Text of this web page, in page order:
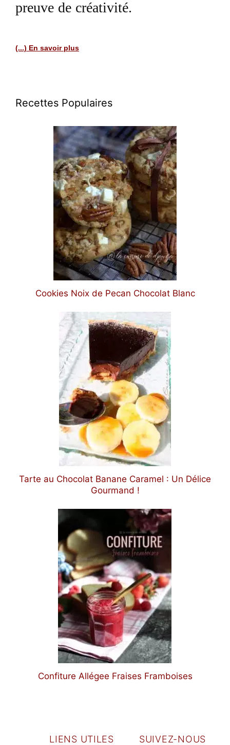
preuve de créativité.
(...) En savoir plus
Recettes Populaires
Cookies Noix de Pecan Chocolat Blanc
Tarte au Chocolat Banane Caramel : Un Délice
Gourmand !
Confiture Allégee Fraises Framboises
LIENS UTILES SUIVEZ-NOUS